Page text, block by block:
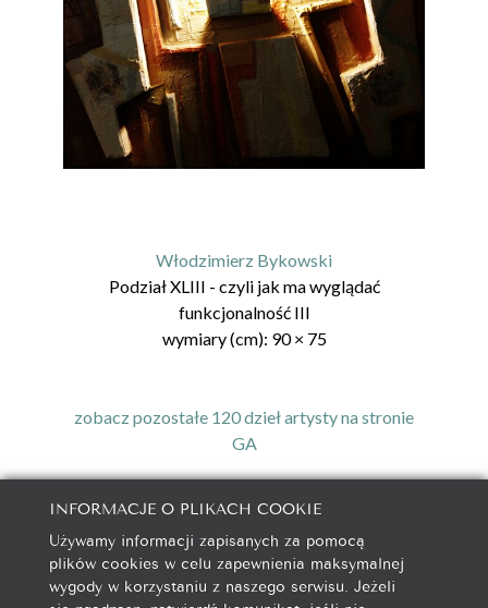
Włodzimierz Bykowski
Podział XLIII - czyli jak ma wyglądać
funkcjonalność III
wymiary (cm): 90× 75
zobacz pozostałe 120 dzieł artysty na stronie
GA
galeria@autorska.pl
608 596 314
85-078 Bydgoszcz, ul. Chocimska 5
INFORMACJE O PLIKACH COOKIE
Używamy informacji zapisanych za pomocą
plików cookies w celu zapewnienia maksymalnej
wygody w korzystaniu z naszego serwisu. Jeżeli